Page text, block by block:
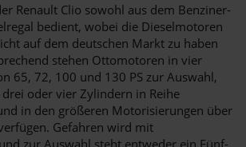
Renault Clio sowohl aus dem Benziner-
bedient, wobei die Dieselmotoren
auf dem deutschen Markt zu haben
stehen Ottomotoren in vier
65, 72, 100 und 130 PS zur Auswahl,
oder vier Zylindern in Reihe
in den größeren Motorisierungen über
Gefahren wird mit
zur Auswahl steht entweder ein Fünf-